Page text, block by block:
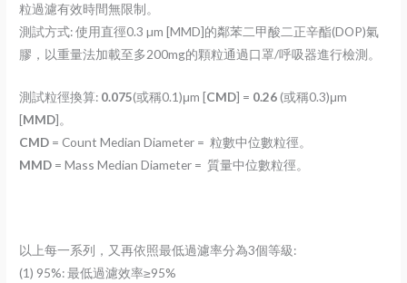
粒過濾有效時間無限制。
測試方式: 使用直徑0.3 µm [MMD]的鄰苯二甲酸二正辛酯(DOP)氣
膠，以重量法加載至多200mg的顆粒通過口罩/呼吸器進行檢測。
測試粒徑換算: 0.075(或稱0.1)μm [CMD] = 0.26(或稱0.3)μm
[MMD]。
CMD = Count Median Diameter = 粒數中位數粒徑。
MMD = Mass Median Diameter = 質量中位數粒徑。
以上每一系列，又再依照最低過濾率分為3個等級:
(1) 95%: 最低過濾效率≥95%